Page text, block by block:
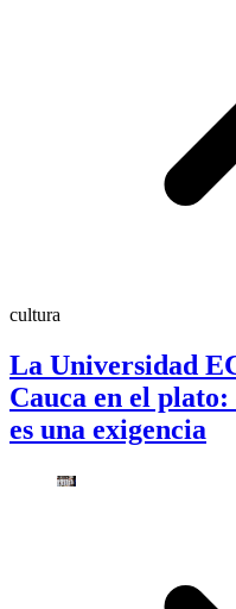
cultura
La Universidad
Cauca en el
es una exigencia